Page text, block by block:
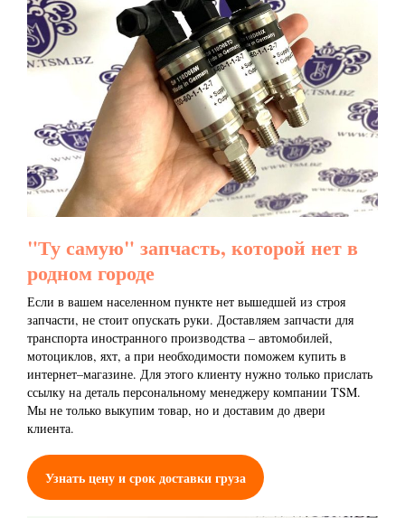
"Ту самую" запчасть, которой нет в
родном городе
Если в вашем населенном пункте нет вышедшей из строя
запчасти, не стоит опускать руки. Доставляем запчасти для
транспорта иностранного производства – автомобилей,
мотоциклов, яхт, а при необходимости поможем купить в
интернет–магазине. Для этого клиенту нужно только прислать
ссылку на деталь персональному менеджеру компании TSM.
Мы не только выкупим товар, но и доставим до двери
клиента.
Узнать цену и срок доставки груза